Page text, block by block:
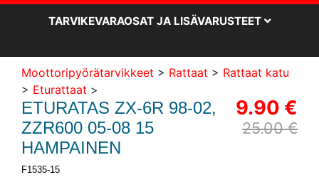
TARVIKEVARAOSAT JA LISÄVARUSTEET
Moottoripyörätarvikkeet > Rattaat > Rattaat katu
> Eturattaat >
9.90 €
25.00 €
ETURATAS ZX-6R 98-02,
ZZR600 05-08 15
HAMPAINEN
F1535-15